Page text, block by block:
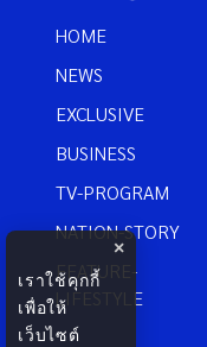
HOME
NEWS
EXCLUSIVE
BUSINESS
TV-PROGRAM
NATION-STORY
FEATURE-
LIFESTYLE
×
เราใช้คุกกี้
เพื่อให้
เว็บไซต์